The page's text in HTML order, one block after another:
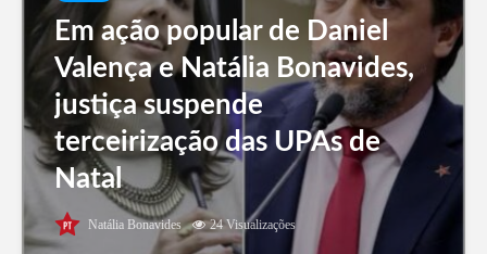
Em ação popular de Daniel
Valença e Natália Bonavides,
justiça suspende
terceirização das UPAs de
Natal
Natália Bonavides 24 Visualizações